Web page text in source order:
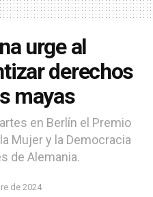
urge al
derechos
mayas
en Berlín el Premio
Mujer y la Democracia
de Alemania.
de 2024